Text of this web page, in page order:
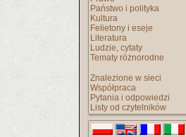
Państwo i polityka
Kultura
Felietony i eseje
Literatura
Ludzie, cytaty
Tematy różnorodne
Znalezione w sieci
Współpraca
Pytania i odpowiedzi
Listy od czytelników